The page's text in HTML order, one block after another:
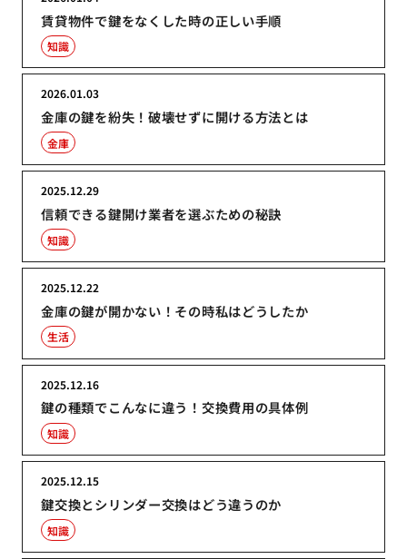
賃貸物件で鍵をなくした時の正しい手順
知識
金庫の鍵を紛失！破壊せずに開ける方法とは
2026.01.03
金庫
信頼できる鍵開け業者を選ぶための秘訣
2025.12.29
知識
金庫の鍵が開かない！その時私はどうしたか
2025.12.22
生活
鍵の種類でこんなに違う！交換費用の具体例
2025.12.16
知識
鍵交換とシリンダー交換はどう違うのか
2025.12.15
知識